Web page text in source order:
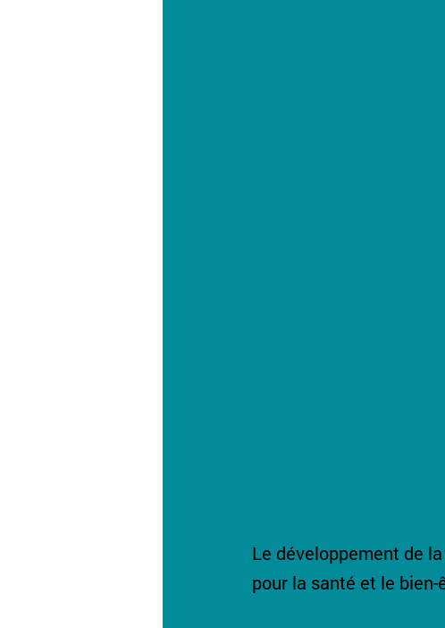
Le développement de
pour la santé et le bien-